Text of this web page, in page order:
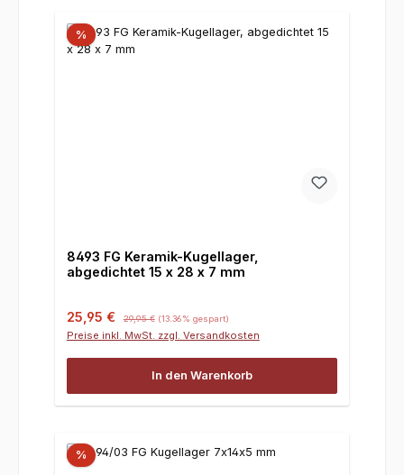
%
8493 FG Keramik-Kugellager,
abgedichtet 15 x 28 x 7 mm
Verkaufspreis:
25,95 € 29,95 € (13.36% gespart)
Preise inkl. MwSt. zzgl. Versandkosten
In den Warenkorb
%